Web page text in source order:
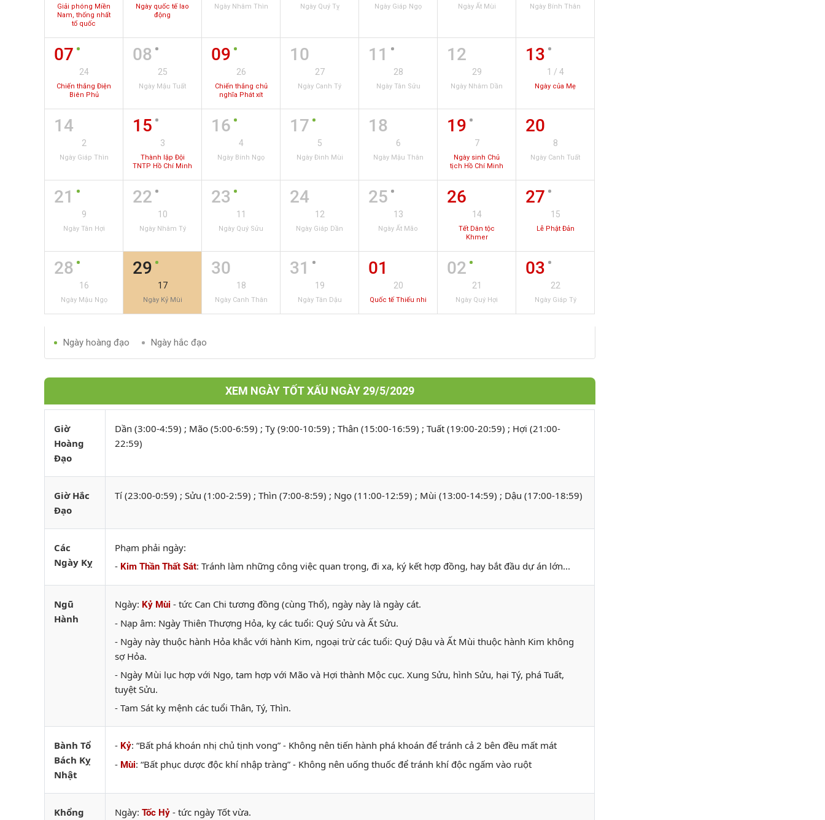
Giải phóng Miền
Nam, thống nhất
tổ quốc
Ngày quốc tế lao
động
Ngày Nhâm Thìn Ngày Quý Tỵ Ngày Giáp Ngọ Ngày Ất Mùi Ngày Bính Thân
07
24
Chiến thắng Điện
Biên Phủ
08
25
Ngày Mậu Tuất
09
26
Chiến thắng chủ
nghĩa Phát xít
10
27
Ngày Canh Tý
11
28
Ngày Tân Sửu
12
29
Ngày Nhâm Dần
13
1 / 4
Ngày của Mẹ
14
2
Ngày Giáp Thìn
15
3
Thành lập Đội
TNTP Hồ Chí Minh
16
4
Ngày Bính Ngọ
17
5
Ngày Đinh Mùi
18
6
Ngày Mậu Thân
19
7
Ngày sinh Chủ
tịch Hồ Chí Minh
20
8
Ngày Canh Tuất
21
9
Ngày Tân Hợi
22
10
Ngày Nhâm Tý
23
11
Ngày Quý Sửu
24
12
Ngày Giáp Dần
25
13
Ngày Ất Mão
26
14
Tết Dân tộc
Khmer
27
15
Lễ Phật Đản
28
16
Ngày Mậu Ngọ
29
17
Ngày Kỷ Mùi
30
18
Ngày Canh Thân
31
19
Ngày Tân Dậu
01
20
Quốc tế Thiếu nhi
02
21
Ngày Quý Hợi
03
22
Ngày Giáp Tý
Ngày hoàng đạo Ngày hắc đạo
XEM NGÀY TỐT XẤU NGÀY 29/5/2029
Giờ
Hoàng
Đạo
Dần (3:00-4:59) ; Mão (5:00-6:59) ; Tỵ (9:00-10:59) ; Thân (15:00-16:59) ; Tuất (19:00-20:59) ; Hợi (21:00-
22:59)
Giờ Hắc
Đạo
Tí (23:00-0:59) ; Sửu (1:00-2:59) ; Thìn (7:00-8:59) ; Ngọ (11:00-12:59) ; Mùi (13:00-14:59) ; Dậu (17:00-18:59)
Các
Ngày Kỵ
Phạm phải ngày:
- Kim Thần Thất Sát: Tránh làm những công việc quan trọng, đi xa, ký kết hợp đồng, hay bắt đầu dự án lớn...
Ngũ
Hành
Ngày: Kỷ Mùi - tức Can Chi tương đồng (cùng Thổ), ngày này là ngày cát.
- Nạp âm: Ngày Thiên Thượng Hỏa, kỵ các tuổi: Quý Sửu và Ất Sửu.
- Ngày này thuộc hành Hỏa khắc với hành Kim, ngoại trừ các tuổi: Quý Dậu và Ất Mùi thuộc hành Kim không
sợ Hỏa.
- Ngày Mùi lục hợp với Ngọ, tam hợp với Mão và Hợi thành Mộc cục. Xung Sửu, hình Sửu, hại Tý, phá Tuất,
tuyệt Sửu.
- Tam Sát kỵ mệnh các tuổi Thân, Tý, Thìn.
Bành Tổ
Bách Kỵ
Nhật
- Kỷ: “Bất phá khoán nhị chủ tịnh vong” - Không nên tiến hành phá khoán để tránh cả 2 bên đều mất mát
- Mùi: “Bất phục dược độc khí nhập tràng” - Không nên uống thuốc để tránh khí độc ngấm vào ruột
Khổng
Ngày: Tốc Hỷ - tức ngày Tốt vừa.